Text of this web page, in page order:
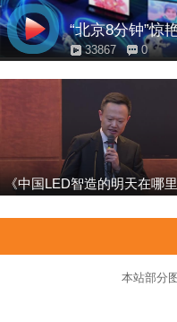
“北京8分钟”惊
33867 0
《中国LED智造的明天在哪
本站部分